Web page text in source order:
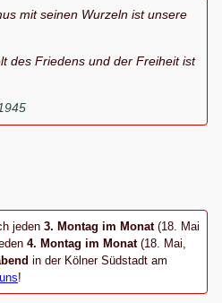
mit seinen Wurzeln ist unsere
des Friedens und der Freiheit ist
jeden 3. Montag im Monat (18. Mai
4. Montag im Monat(18. Mai,
in der Kölner Südstadt am
!